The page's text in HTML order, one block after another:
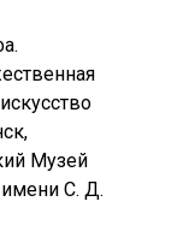
Музей
С. Д.